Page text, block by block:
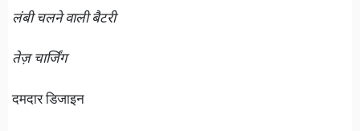
लंबी चलने वाली बैटरी
तेज़ चार्जिंग
दमदार डिजाइन